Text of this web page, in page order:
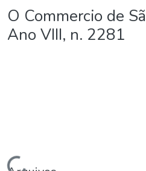
O Commercio de
Ano VIII, n. 2281